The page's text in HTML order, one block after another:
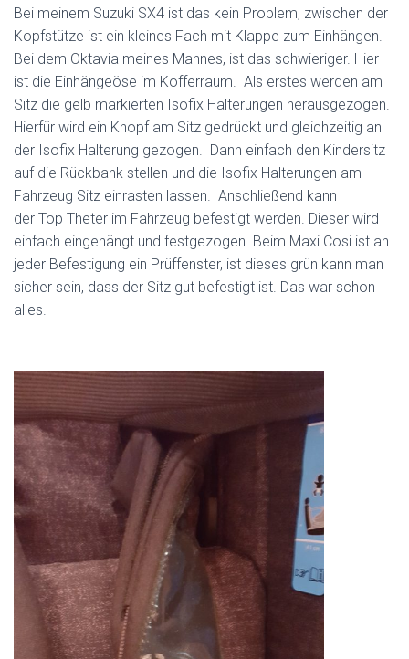
Bei meinem Suzuki SX4 ist das kein Problem, zwischen der
Kopfstütze ist ein kleines Fach mit Klappe zum Einhängen.
Bei dem Oktavia meines Mannes, ist das schwieriger. Hier
ist die Einhängeöse im Kofferraum. Als erstes werden am
Sitz die gelb markierten Isofix Halterungen herausgezogen.
Hierfür wird ein Knopf am Sitz gedrückt und gleichzeitig an
der Isofix Halterung gezogen. Dann einfach den Kindersitz
auf die Rückbank stellen und die Isofix Halterungen am
Fahrzeug Sitz einrasten lassen. Anschließend kann
der Top Theter im Fahrzeug befestigt werden. Dieser wird
einfach eingehängt und festgezogen. Beim Maxi Cosi ist an
jeder Befestigung ein Prüffenster, ist dieses grün kann man
sicher sein, dass der Sitz gut befestigt ist. Das war schon
alles.